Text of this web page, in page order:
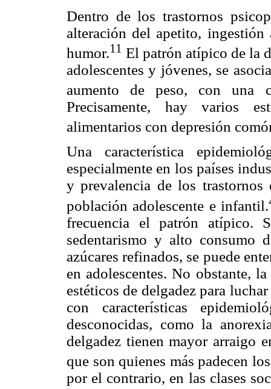
Dentro de los trastornos
alteración del apetito,
humor.11 El patrón atípico de la
adolescentes y jóvenes, se
aumento de peso, con una
Precisamente, hay varios
alimentarios con depresión
Una característica
especialmente en los países
y prevalencia de los trastornos
población adolescente e infantil.
frecuencia el patrón atípico.
sedentarismo y alto consumo
azúcares refinados, se puede
en adolescentes. No obstante,
estéticos de delgadez para
con características
desconocidas, como la
delgadez tienen mayor arraigo
que son quienes más padecen
por el contrario, en las clases